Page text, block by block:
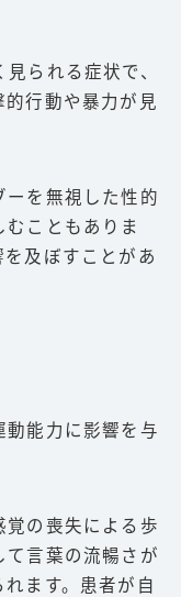
られる症状で、
行動や暴力が見
ーを無視した性的
こともありま
及ぼすことがあ
動能力に影響を与
覚の喪失による歩
て言葉の流暢さが
ます。患者が自